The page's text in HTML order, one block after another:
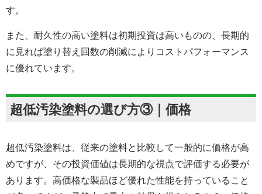
す。
また、耐久性の高い塗料は初期投資は高いものの、長期的
に見れば塗り替え回数の削減によりコストパフォーマンス
に優れています。
超低汚染塗料の選び方③｜価格
超低汚染塗料は、従来の塗料と比較して一般的に価格が高
めですが、その投資価値は長期的な視点で評価する必要が
あります。高価格な製品ほど優れた性能を持っていること